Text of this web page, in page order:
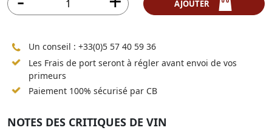
Un conseil : +33(0)5 57 40 59 36
Les Frais de port seront à régler avant envoi de vos
primeurs
Paiement 100% sécurisé par CB
NOTES DES CRITIQUES DE VIN